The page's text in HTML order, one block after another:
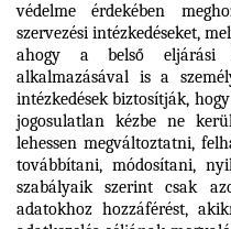
védelme érdekében
szervezési intézkedéseket,
ahogy a belső eljárási
alkalmazásával is a
intézkedések biztosítják,
jogosulatlan kézbe ne
lehessen megváltoztatni,
továbbítani, módosítani,
szabályaik szerint csak
adatokhoz hozzáférést,